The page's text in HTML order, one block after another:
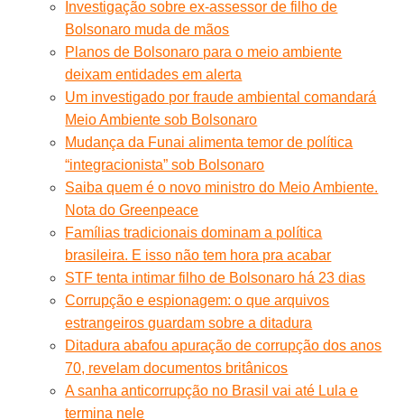
Investigação sobre ex-assessor de filho de
Bolsonaro muda de mãos
Planos de Bolsonaro para o meio ambiente
deixam entidades em alerta
Um investigado por fraude ambiental comandará
Meio Ambiente sob Bolsonaro
Mudança da Funai alimenta temor de política
“integracionista” sob Bolsonaro
Saiba quem é o novo ministro do Meio Ambiente.
Nota do Greenpeace
Famílias tradicionais dominam a política
brasileira. E isso não tem hora pra acabar
STF tenta intimar filho de Bolsonaro há 23 dias
Corrupção e espionagem: o que arquivos
estrangeiros guardam sobre a ditadura
Ditadura abafou apuração de corrupção dos anos
70, revelam documentos britânicos
A sanha anticorrupção no Brasil vai até Lula e
termina nele